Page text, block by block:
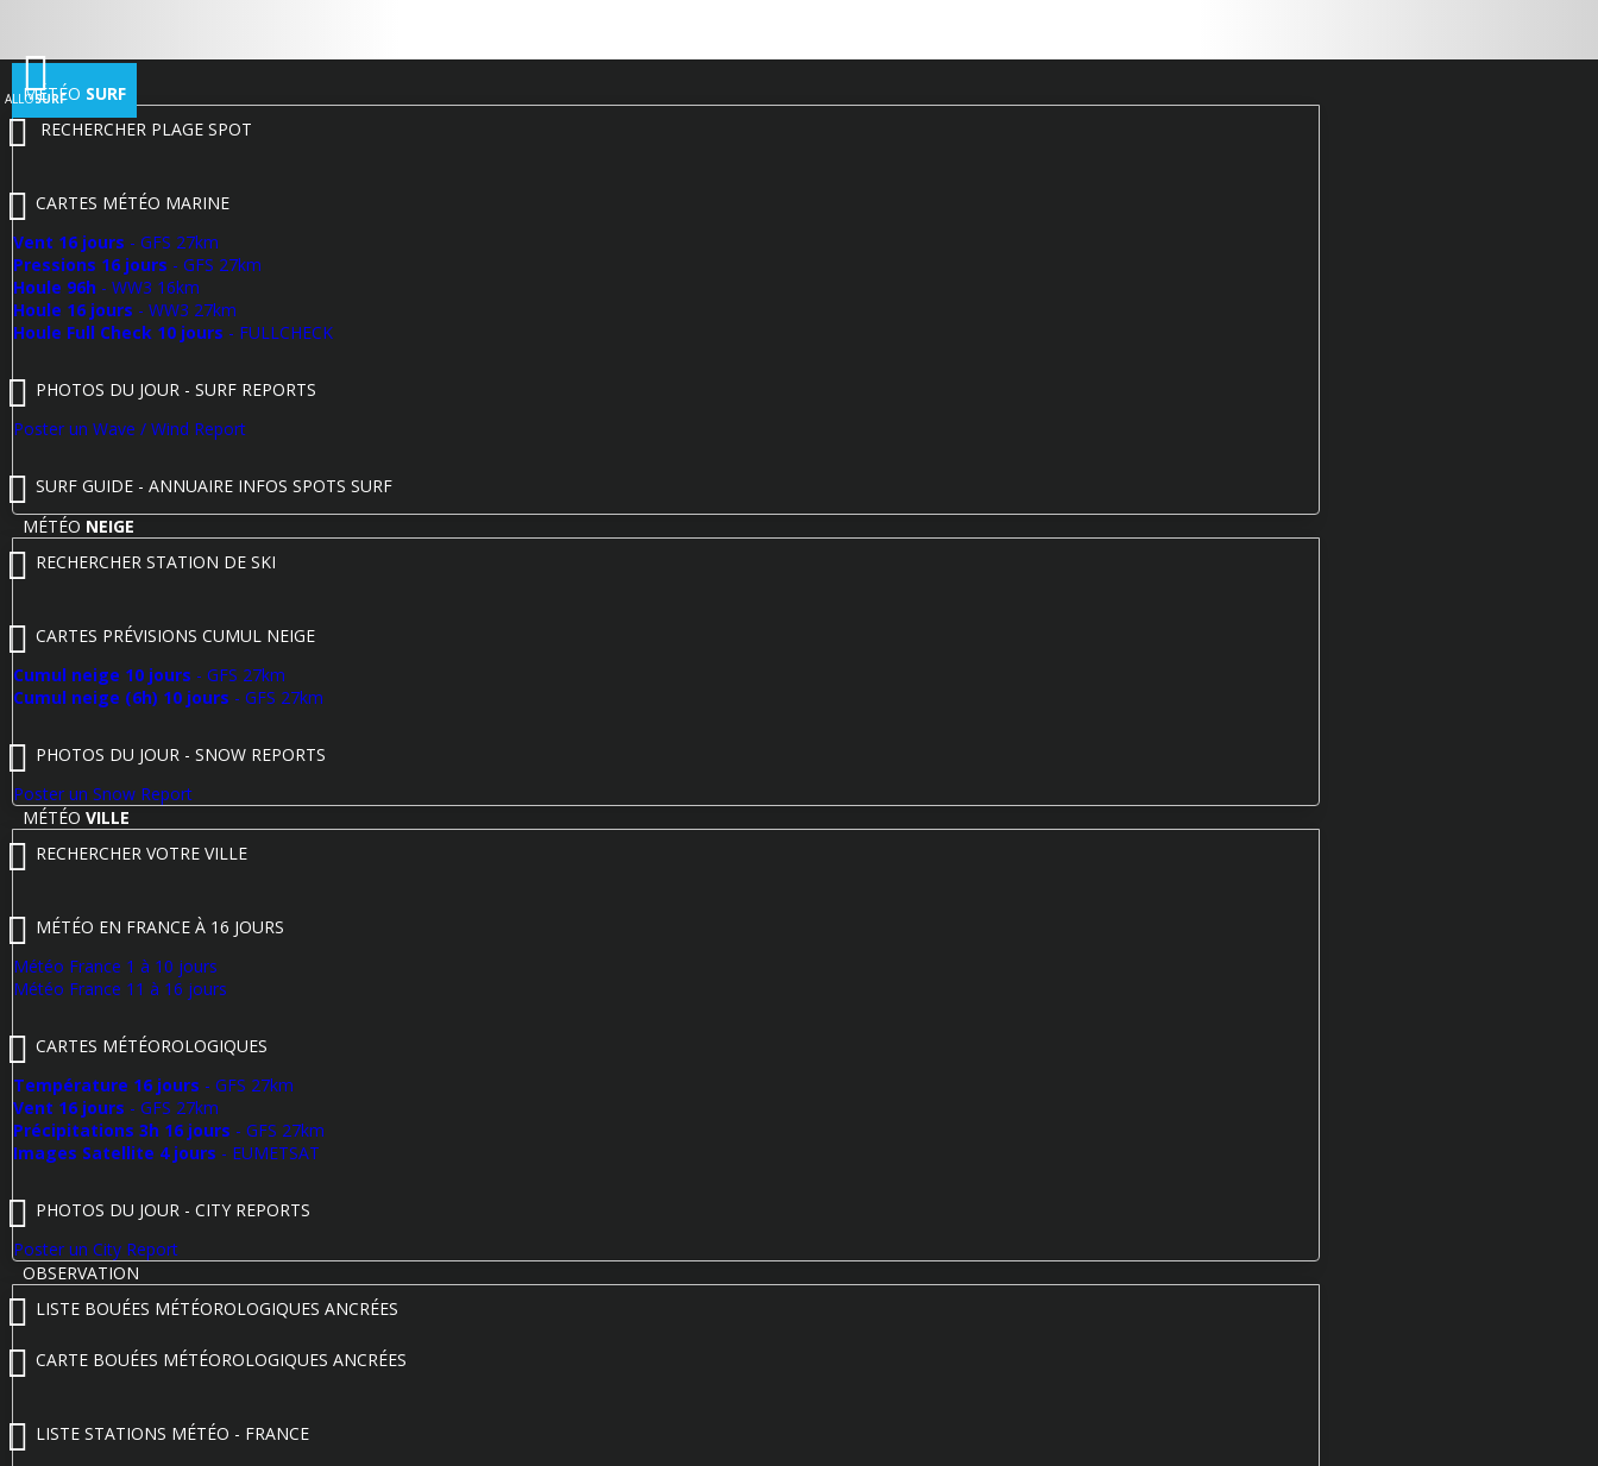
ALLOSURF
MÉTÉO SURF
RECHERCHER PLAGE SPOT
CARTES MÉTÉO MARINE
Vent 16 jours - GFS 27km
Pressions 16 jours - GFS 27km
Houle 96h - WW3 16km
Houle 16 jours - WW3 27km
Houle Full Check 10 jours - FULLCHECK
PHOTOS DU JOUR - SURF REPORTS
Poster un Wave / Wind Report
SURF GUIDE - ANNUAIRE INFOS SPOTS SURF
MÉTÉO NEIGE
RECHERCHER STATION DE SKI
CARTES PRÉVISIONS CUMUL NEIGE
Cumul neige 10 jours - GFS 27km
Cumul neige (6h) 10 jours - GFS 27km
PHOTOS DU JOUR - SNOW REPORTS
Poster un Snow Report
MÉTÉO VILLE
RECHERCHER VOTRE VILLE
MÉTÉO EN FRANCE À 16 JOURS
Météo France 1 à 10 jours
Météo France 11 à 16 jours
CARTES MÉTÉOROLOGIQUES
Température 16 jours - GFS 27km
Vent 16 jours - GFS 27km
Précipitations 3h 16 jours - GFS 27km
Images Satellite 4 jours - EUMETSAT
PHOTOS DU JOUR - CITY REPORTS
Poster un City Report
OBSERVATION
LISTE BOUÉES MÉTÉOROLOGIQUES ANCRÉES
CARTE BOUÉES MÉTÉOROLOGIQUES ANCRÉES
LISTE STATIONS MÉTÉO - FRANCE